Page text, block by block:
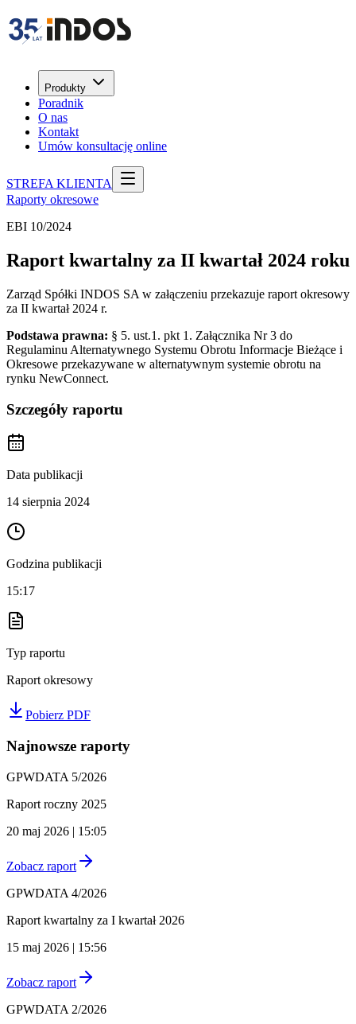
Produkty
Poradnik
O nas
Kontakt
Umów konsultację online
STREFA KLIENTA
Raporty okresowe
EBI 10/2024
Raport kwartalny za II kwartał 2024 roku
Zarząd Spółki INDOS SA w załączeniu przekazuje raport okresowy
za II kwartał 2024 r.
Podstawa prawna: § 5. ust.1. pkt 1. Załącznika Nr 3 do
Regulaminu Alternatywnego Systemu Obrotu Informacje Bieżące i
Okresowe przekazywane w alternatywnym systemie obrotu na
rynku NewConnect.
Szczegóły raportu
Data publikacji
14 sierpnia 2024
Godzina publikacji
15:17
Typ raportu
Raport okresowy
Pobierz PDF
Najnowsze raporty
GPWDATA 5/2026
Raport roczny 2025
20 maj 2026 | 15:05
Zobacz raport
GPWDATA 4/2026
Raport kwartalny za I kwartał 2026
15 maj 2026 | 15:56
Zobacz raport
GPWDATA 2/2026